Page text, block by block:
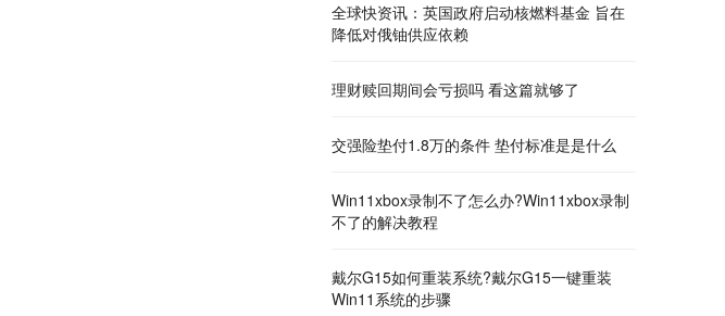
全球快资讯：英国政府启动核燃料基金 旨在
降低对俄铀供应依赖
理财赎回期间会亏损吗 看这篇就够了
交强险垫付1.8万的条件 垫付标准是是什么
​Win11xbox录制不了怎么办?Win11xbox录制
不了的解决教程
戴尔G15如何重装系统?戴尔G15一键重装
Win11系统的步骤